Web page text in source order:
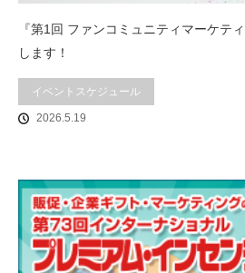
『第1回 ファンコミュニティマーケテ
します！
イベントスケジュール
2026.5.19